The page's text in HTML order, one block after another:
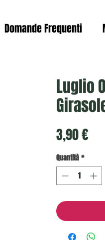
Domande Frequenti
Luglio
3,90 €
Quantità*